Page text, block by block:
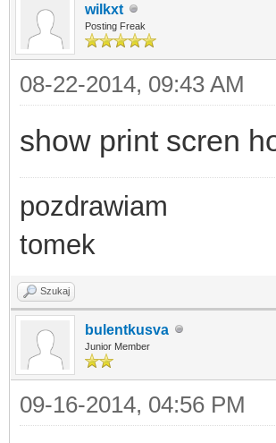
wilkxt
Posting Freak
08-22-2014, 09:43 AM
show print scren
pozdrawiam
tomek
Szukaj
bulentkusva
Junior Member
09-16-2014, 04:56 PM